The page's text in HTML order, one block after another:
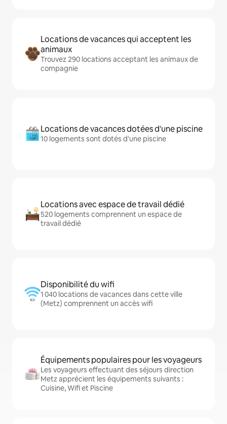
Locations de vacances qui acceptent les
animaux
Trouvez 290 locations acceptant les animaux de
compagnie
Locations de vacances dotées d'une piscine
10 logements sont dotés d'une piscine
Locations avec espace de travail dédié
520 logements comprennent un espace de
travail dédié
Disponibilité du wifi
1 040 locations de vacances dans cette ville
(Metz) comprennent un accès wifi
Équipements populaires pour les voyageurs
Les voyageurs effectuant des séjours direction
Metz apprécient les équipements suivants :
Cuisine, Wifi et Piscine